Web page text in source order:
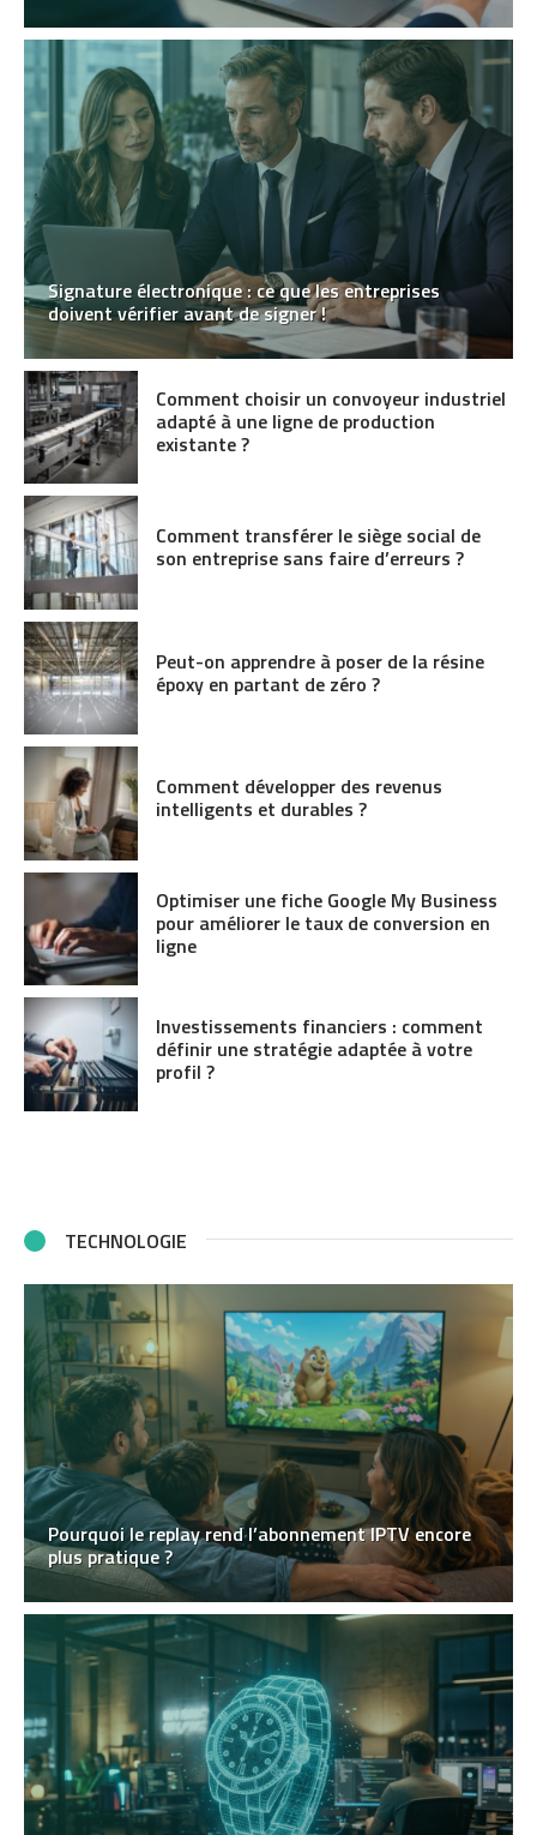
Signature électronique : ce que les entreprises
doivent vérifier avant de signer !
Comment choisir un convoyeur industriel
adapté à une ligne de production
existante ?
Comment transférer le siège social de
son entreprise sans faire d’erreurs ?
Peut-on apprendre à poser de la résine
époxy en partant de zéro ?
Comment développer des revenus
intelligents et durables ?
Optimiser une fiche Google My Business
pour améliorer le taux de conversion en
ligne
Investissements financiers : comment
définir une stratégie adaptée à votre
profil ?
TECHNOLOGIE
Pourquoi le replay rend l’abonnement IPTV encore
plus pratique ?